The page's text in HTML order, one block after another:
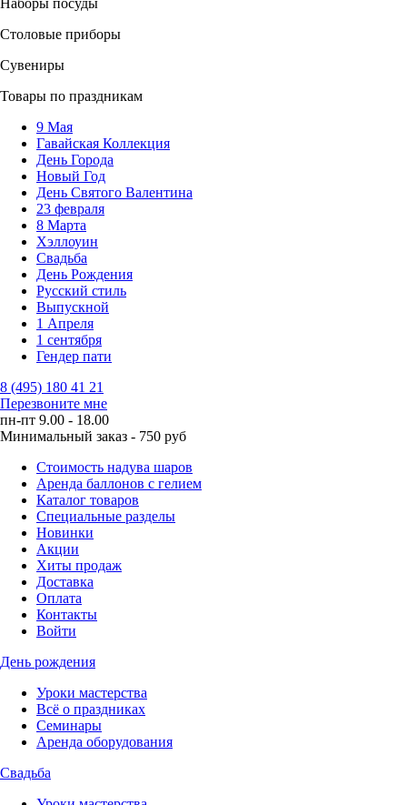
Наборы посуды
Столовые приборы
Сувениры
Товары по праздникам
9 Мая
Гавайская Коллекция
День Города
Новый Год
День Святого Валентина
23 февраля
8 Марта
Хэллоуин
Свадьба
День Рождения
Русский стиль
Выпускной
1 Апреля
1 сентября
Гендер пати
8 (495) 180 41 21
Перезвоните мне
пн-пт 9.00 - 18.00
Минимальный заказ - 750 руб
Стоимость надува шаров
Аренда баллонов с гелием
Каталог товаров
Специальные разделы
Новинки
Акции
Хиты продаж
Доставка
Оплата
Контакты
Войти
День рождения
Уроки мастерства
Всё о праздниках
Семинары
Аренда оборудования
Свадьба